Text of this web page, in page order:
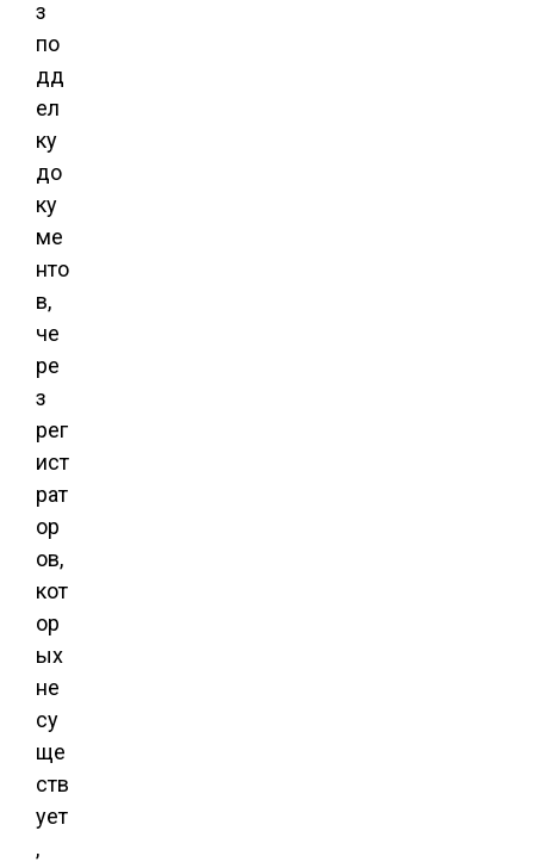
з
по
дд
ел
ку
до
ку
ме
нто
в,
че
ре
з
рег
ист
рат
ор
ов,
кот
ор
ых
не
су
ще
ств
ует
,